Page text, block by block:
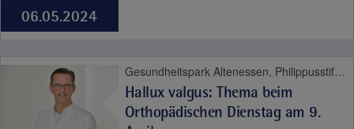
06.05.2024
Gesundheitspark Altenessen, Philippusstift, Bewegungsapparat
Hallux valgus: Thema beim
Orthopädischen Dienstag am 9.